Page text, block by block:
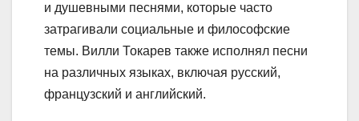
и душевными песнями, которые часто
затрагивали социальные и философские
темы. Вилли Токарев также исполнял песни
на различных языках, включая русский,
французский и английский.